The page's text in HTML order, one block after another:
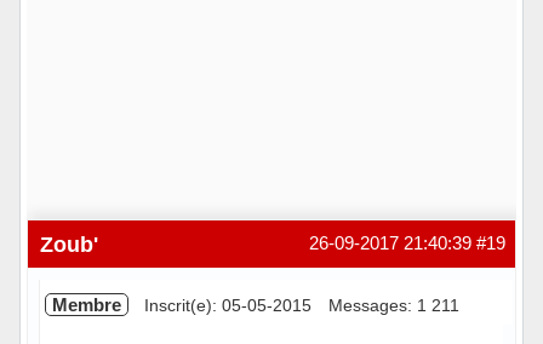
#19
26-09-2017 21:40:39
Zoub'
Membre Inscrit(e): 05-05-2015 Messages: 1 211